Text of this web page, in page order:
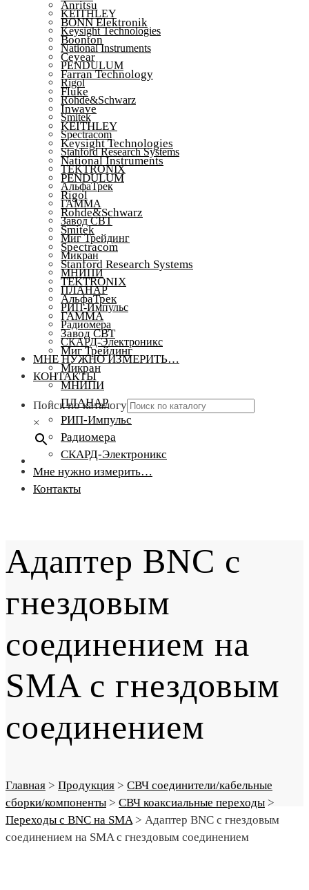
KEITHLEY
Keysight Technologies
National Instruments
PENDULUM
Rigol
Rohde&Schwarz
Smitek
Spectracom
Stanford Research Systems
TEKTRONIX
АльфаТрек
ГАММА
Завод СВТ
Миг Трейдинг
Микран
МНИПИ
ПЛАНАР
РИП-Импульс
Радиомера
СКАРД-Электроникс
МНЕ НУЖНО ИЗМЕРИТЬ…
КОНТАКТЫ
Поиск по каталогу
×
Anritsu
BONN Elektronik
Boonton
Ceyear
Farran Technology
Fluke
Inwave
KEITHLEY
Keysight Technologies
National Instruments
PENDULUM
Rigol
Rohde&Schwarz
Smitek
Spectracom
Stanford Research Systems
TEKTRONIX
АльфаТрек
ГАММА
Завод СВТ
Миг Трейдинг
Микран
МНИПИ
ПЛАНАР
РИП-Импульс
Радиомера
СКАРД-Электроникс
Мне нужно измерить…
Контакты
Адаптер BNC с
гнездовым
соединением на
SMA с гнездовым
соединением
Главная > Продукция > СВЧ соединители/кабельные
сборки/компоненты > СВЧ коаксиальные переходы >
Переходы с BNC на SMA > Адаптер BNC с гнездовым
соединением на SMA с гнездовым соединением